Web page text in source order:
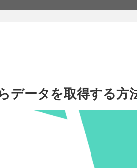
データを取得する方